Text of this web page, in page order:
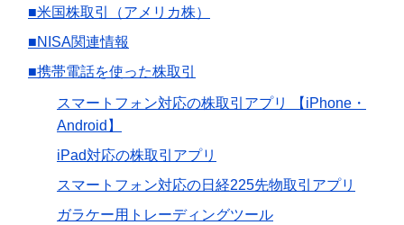
■米国株取引（アメリカ株）
■NISA関連情報
■携帯電話を使った株取引
スマートフォン対応の株取引アプリ 【iPhone・
Android】
iPad対応の株取引アプリ
スマートフォン対応の日経225先物取引アプリ
ガラケー用トレーディングツール